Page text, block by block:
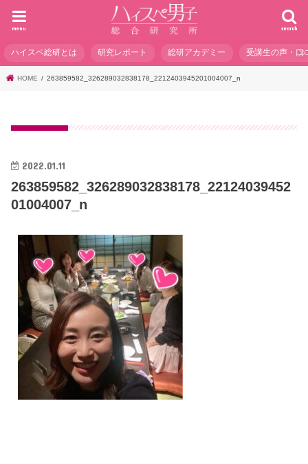
search
menu
ハイスペ総研とは 研究レポート 総研アカデミー 受講生の声・口
HOME 263859582_326289032838178_2212403945201004007_n
2022.01.11
263859582_326289032838178_22124039452
01004007_n